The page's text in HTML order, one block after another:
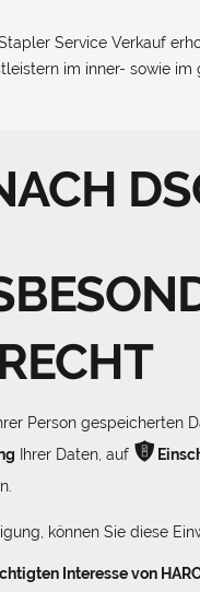
Service Verkauf
im inner- sowie
Person gespeicherten
Ihrer Daten, auf Ѷ
können Sie diese
Interesse von